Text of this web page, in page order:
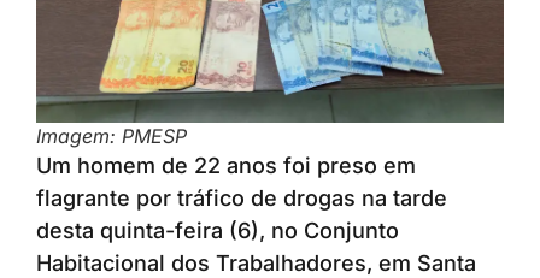
Imagem: PMESP
Um homem de 22 anos foi preso em
flagrante por tráfico de drogas na tarde
desta quinta-feira (6), no Conjunto
Habitacional dos Trabalhadores, em Santa